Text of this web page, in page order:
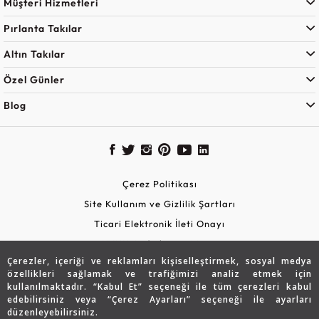
Çerezler, içeriği ve reklamları kişiselleştirmek, sosyal medya
özellikleri sağlamak ve trafiğimizi analiz etmek için
kullanılmaktadır. “Kabul Et” seçeneği ile tüm çerezleri kabul
edebilirsiniz veya “Çerez Ayarları” seçeneği ile ayarları
düzenleyebilirsiniz.
Pırlanta Takılar
Altın Takılar
Özel Günler
Blog
Çerez Politikası
Site Kullanım ve Gizlilik Şartları
Ticari Elektronik İleti Onayı
KVKK Aydınlatma Metni
Güvenli Alışveriş